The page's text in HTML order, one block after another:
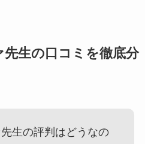
生の口コミを徹底分
生の評判はどうなの